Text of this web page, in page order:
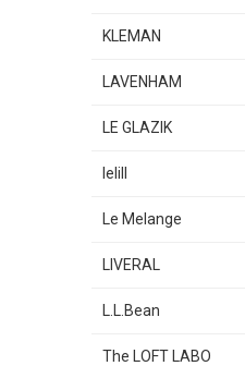
KLEMAN
LAVENHAM
LE GLAZIK
lelill
Le Melange
LIVERAL
L.L.Bean
The LOFT LABO